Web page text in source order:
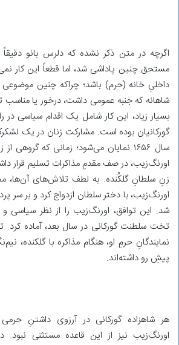
اگرچه در متن ذکر نشده که دلرس بانو
مستحق چنین پاداشی شد، اما قطعاً این کار
داخلیِ خانه (حرم) باشد؛ چراکه چنین
شاهانه که جنبه‌ عمومی داشت، درخور یا
بسیار زیاد، این کار شامل یک اقدام سیاسی
گورکانیان بوده است. مشارکت زنان در یک
سال ۱۶۵۶ نمایان می‌شود؛ زمانی که گروهی
اورنگ‌زیب، در صف مقدمِ مذاکرات تسلیم قرار
زنِ سلطانِ گلکُنده. به لطف تلاش‌های آن‌ها،
اورنگ‌زیب، با دختر سلطان ازدواج کرد و بر سر
شد. این توافق، اورنگ‌زیب را از نظر سیاسی و
تخت سلطنت گورکانی در سال بعد، آماده کرد.
نمایندگانِ حرمِ او، هنگام مذاکره با گلکنده،
پیشِ رو داشته‌اند.
هر شاهزاده‌ گورکانی در آرزوی داشتنِ
اورنگ‌زیب نیز از این قاعده مستثنی